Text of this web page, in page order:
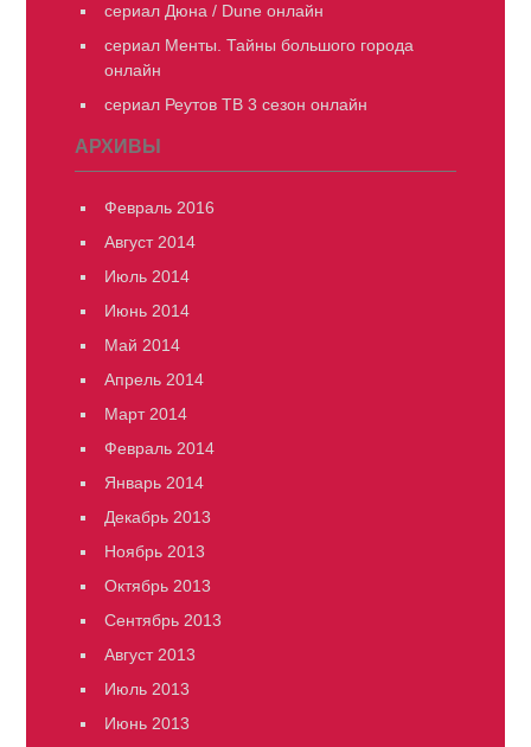
сериал Дюна / Dune онлайн
сериал Менты. Тайны большого города
онлайн
сериал Реутов ТВ 3 сезон онлайн
АРХИВЫ
Февраль 2016
Август 2014
Июль 2014
Июнь 2014
Май 2014
Апрель 2014
Март 2014
Февраль 2014
Январь 2014
Декабрь 2013
Ноябрь 2013
Октябрь 2013
Сентябрь 2013
Август 2013
Июль 2013
Июнь 2013